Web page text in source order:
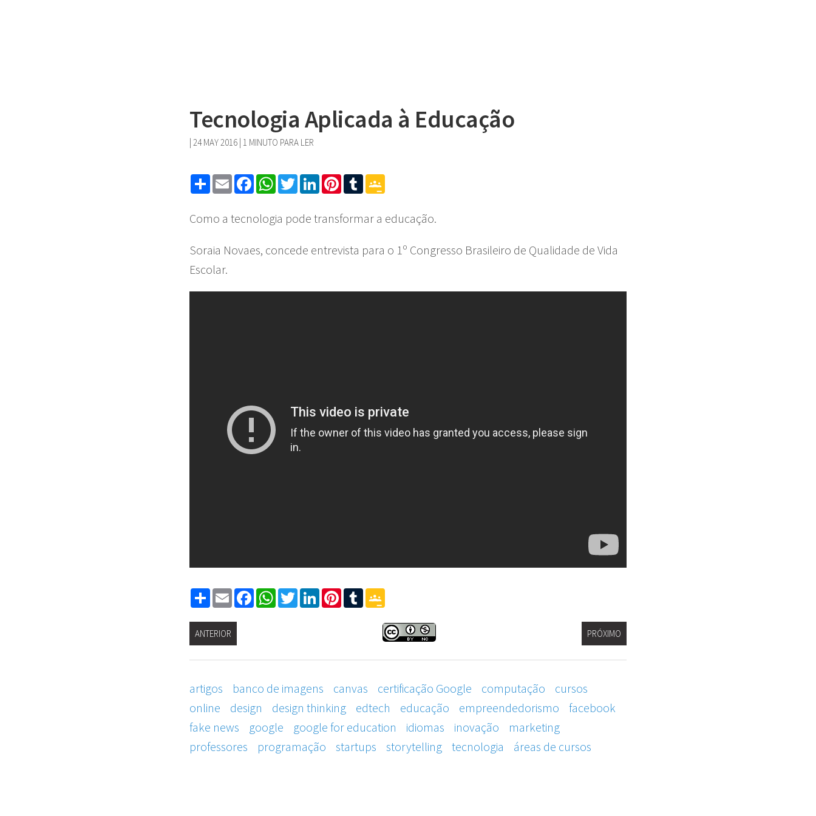
Tecnologia Aplicada à Educação
| 24 MAY 2016 | 1 MINUTO PARA LER
ShareEmailFacebook
WhatsApp
TwitterLinkedInPinterest
Tumblr
Como a tecnologia pode transformar a educação.
Soraia Novaes, concede entrevista para o 1º Congresso Brasileiro de Qualidade de Vida
Escolar.
ShareEmailFacebook
WhatsApp
TwitterLinkedInPinterest
Tumblr
ANTERIOR PRÓXIMO
artigos banco de imagens canvas certificação Google computação
cursos
online
design design thinking edtech educação empreendedorismo
facebook
fake news
google google for education idiomas inovação
marketing
professores
programação startups storytelling tecnologia áreas de cursos